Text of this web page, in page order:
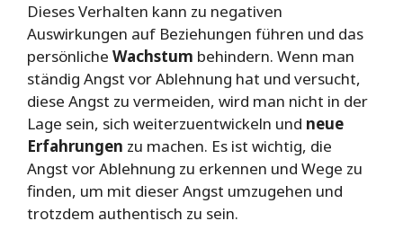
Dieses Verhalten kann zu negativen
Auswirkungen auf Beziehungen führen und das
persönliche Wachstum behindern. Wenn man
ständig Angst vor Ablehnung hat und versucht,
diese Angst zu vermeiden, wird man nicht in der
Lage sein, sich weiterzuentwickeln und neue
Erfahrungen zu machen. Es ist wichtig, die
Angst vor Ablehnung zu erkennen und Wege zu
finden, um mit dieser Angst umzugehen und
trotzdem authentisch zu sein.